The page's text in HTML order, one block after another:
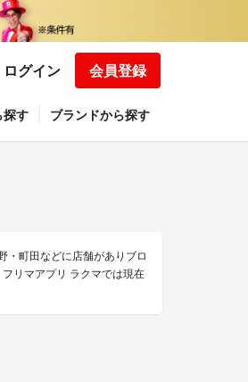
ログイン 会員登録
探す ブランドから探す
・町田などに店舗がありブロ
リマアプリ ラクマでは現在